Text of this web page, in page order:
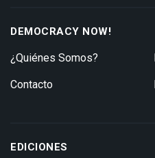
DEMOCRACY NOW!
¿Quiénes Somos?
Contacto
EDICIONES